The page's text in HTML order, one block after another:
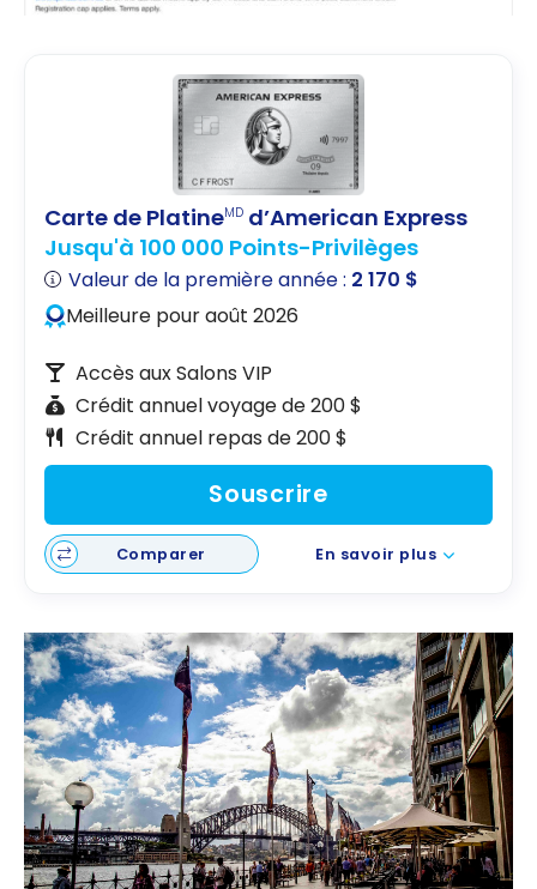
Carte de PlatineMD d’American Express
Jusqu'à 100 000 Points-Privilèges
Valeur de la première année : 2 170 $
Meilleure pour août 2026
Accès aux Salons VIP
Crédit annuel voyage de 200 $
Crédit annuel repas de 200 $
Souscrire
Comparer En savoir plus